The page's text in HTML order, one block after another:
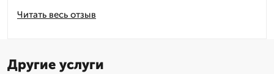
Читать весь отзыв
Другие услуги